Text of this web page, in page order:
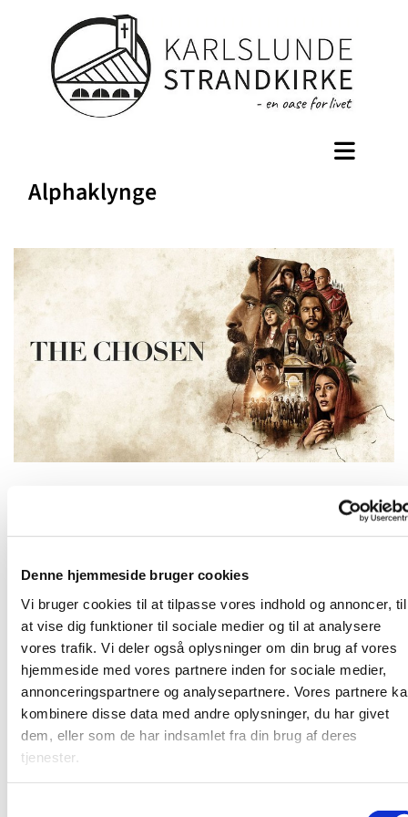
Denne hjemmeside bruger cookies
Vi bruger cookies til at tilpasse vores indhold og annoncer, til
at vise dig funktioner til sociale medier og til at analysere
vores trafik. Vi deler også oplysninger om din brug af vores
hjemmeside med vores partnere inden for sociale medier,
annonceringspartnere og analysepartnere. Vores partnere
kombinere disse data med andre oplysninger, du har givet
dem, eller som de har indsamlet fra din brug af deres
tjenester.
Alphaklynge
21:00
Vi ser filmen "The Chosen" sammen
Vi ser "The Chosen"